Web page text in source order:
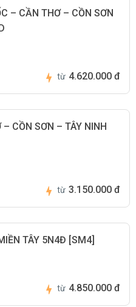
– CẦN THƠ – CỒN SƠN
từ 4.620.000 đ
CỒN SƠN – TÂY NINH
từ 3.150.000 đ
TÂY 5N4Đ [SM4]
từ 4.850.000 đ